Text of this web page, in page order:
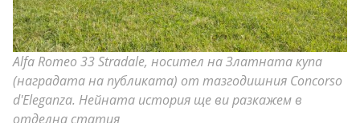
Alfa Romeo 33 Stradale, носител на Златната купа
(наградата на публиката) от тазгодишния Concorso
d'Eleganza. Нейната история ще ви разкажем в
отделна статия